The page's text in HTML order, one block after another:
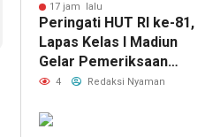
17 jam lalu
Peringati HUT RI ke-81,
Lapas Kelas I Madiun
Gelar Pemeriksaan
Kesehatan Gratis bagi
4 Redaksi Nyaman